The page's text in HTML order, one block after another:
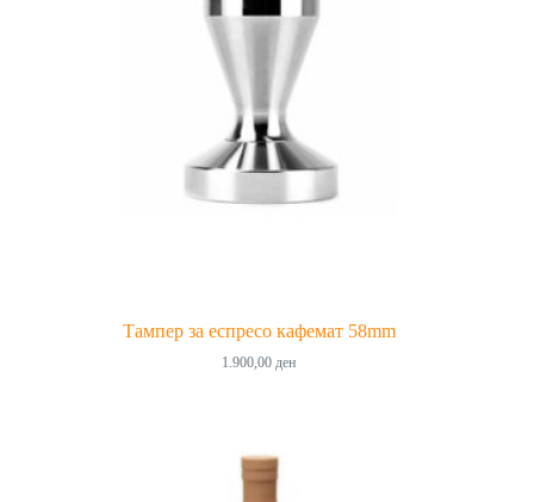
Тампер за еспресо кафемат 58mm
1.900,00ден